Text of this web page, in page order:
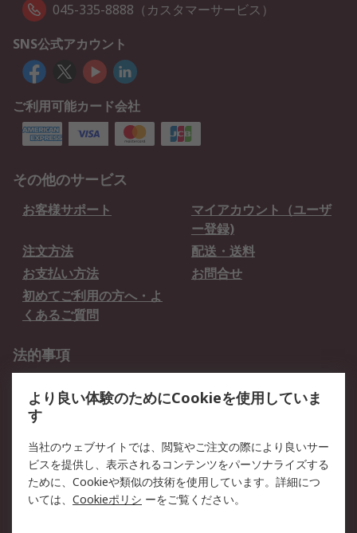
045-335-8888（カスタマーサービス）
SNS公式アカウント
ご利用可能カード会社
その他のサービス
お客様サポート
マイアカウント（ユーザ
ー登録)
注文方法
配送・送料
お支払い方法
お問合せ
初めてご利用の方へ・よ
くあるご質問
法的事項
クッキーポリシー
RSについて
会社概要
採用情報
プレスリリース＆お知ら
コーポレートサイト
より良い体験のためにCookieを使用していま
す
当社のウェブサイトでは、閲覧やご注文の際により良いサー
ビスを提供し、表示されるコンテンツをパーソナライズする
ために、Cookieや類似の技術を使用しています。詳細につ
いては、 Cookieポリシ ーをご覧ください。